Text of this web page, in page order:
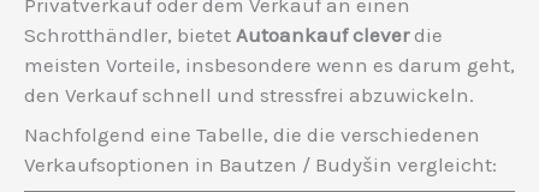
Schrotthändler, bietet Autoankauf cleverdie
meisten Vorteile, insbesondere wenn es darum geht,
den Verkauf schnell und stressfrei abzuwickeln.
Nachfolgend eine Tabelle, die die verschiedenen
Verkaufsoptionen in Bautzen / Budyšin vergleicht: